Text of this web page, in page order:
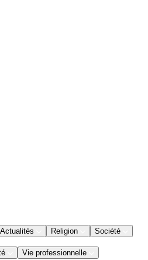
Religion Société
Vie professionnelle